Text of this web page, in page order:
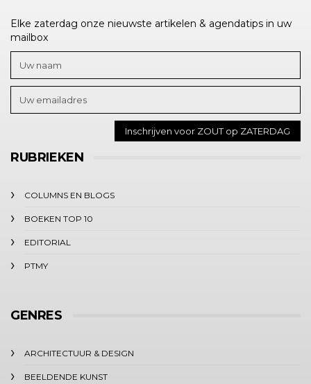
Elke zaterdag onze nieuwste artikelen & agendatips in uw
mailbox
RUBRIEKEN
COLUMNS EN BLOGS
BOEKEN TOP 10
EDITORIAL
PTMY
GENRES
ARCHITECTUUR & DESIGN
BEELDENDE KUNST